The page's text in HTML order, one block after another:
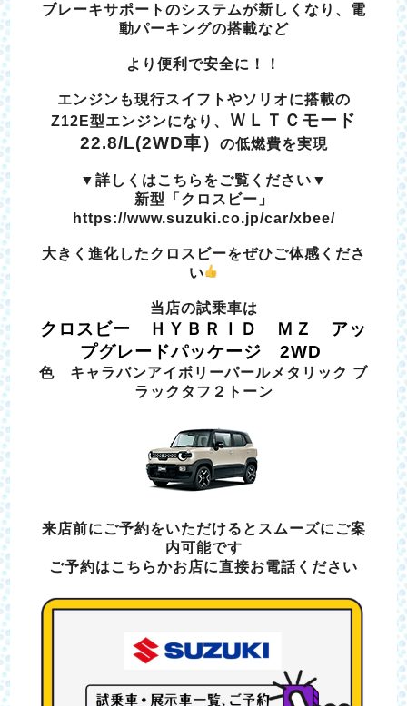
ブレーキサポートのシステムが新しくなり、電
動パーキングの搭載など
より便利で安全に！！
エンジンも現行スイフトやソリオに搭載の
Z12E型エンジンになり、
ＷＬＴＣモード
22.8/L(2WD車）
の低燃費を実現
▼詳しくはこちらをご覧ください▼
新型「クロスビー」
https://www.suzuki.co.jp/car/xbee/
大きく進化したクロスビーをぜひご体感くださ
い
当店の試乗車は
クロスビー ＨＹＢＲＩＤ ＭＺ アッ
プグレードパッケージ 2WD
色 キャラバンアイボリーパールメタリック ブ
ラックタフ２トーン
来店前にご予約をいただけるとスムーズにご案
内可能です
ご予約はこちらかお店に直接お電話ください